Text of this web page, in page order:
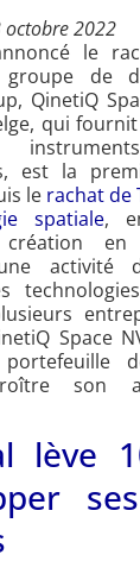
octobre 2022
le
de
QinetiQ
qui
est la
le rachat de
spatiale,
en
activité
Space
son
lève